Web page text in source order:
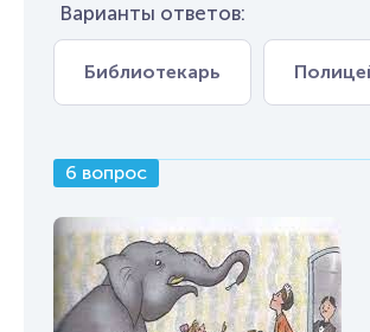
Варианты ответов:
Библиотекарь
6 вопрос